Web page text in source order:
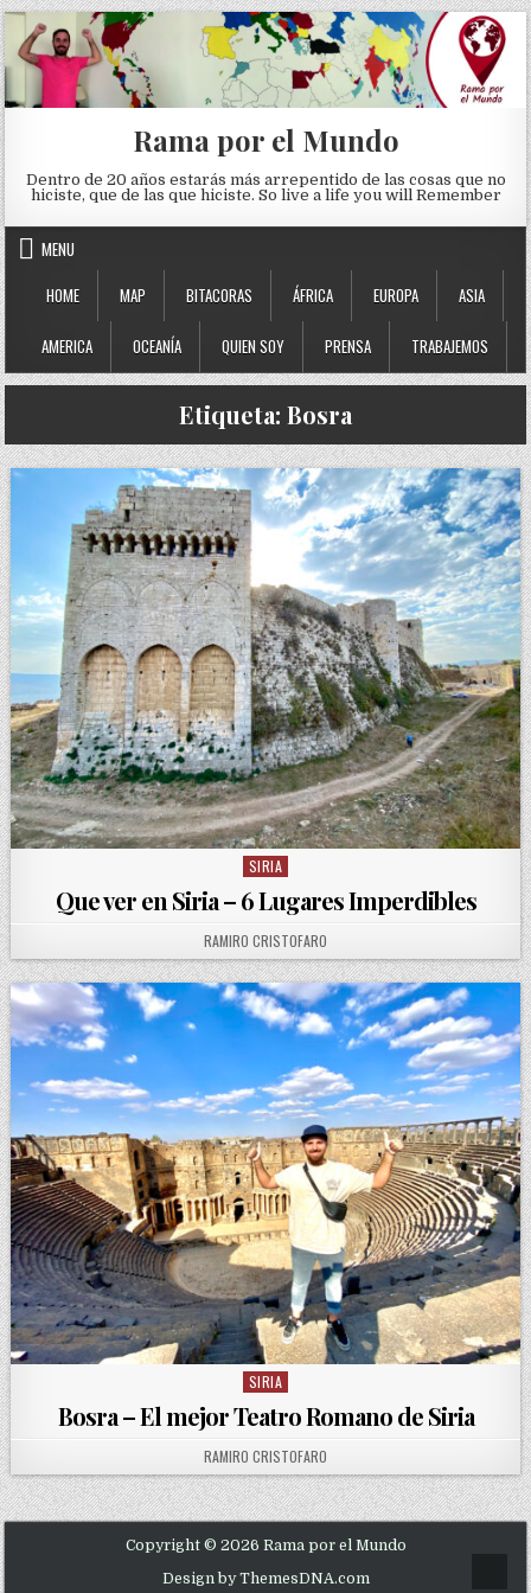
Skip to content
Rama por el Mundo
Dentro de 20 años estarás más arrepentido de las cosas que no
hiciste, que de las que hiciste. So live a life you will Remember
MENU
HOME
MAP BITACORAS ÁFRICA EUROPA ASIA
AMERICA OCEANÍA QUIEN SOY PRENSA TRABAJEMOS
Etiqueta: Bosra
Posted in
SIRIA
Que ver en Siria – 6 Lugares Imperdibles
AUTHOR:
RAMIRO CRISTOFARO
Posted in
SIRIA
Bosra – El mejor Teatro Romano de Siria
AUTHOR:
RAMIRO CRISTOFARO
Copyright © 2026 Rama por el Mundo
Design by ThemesDNA.com